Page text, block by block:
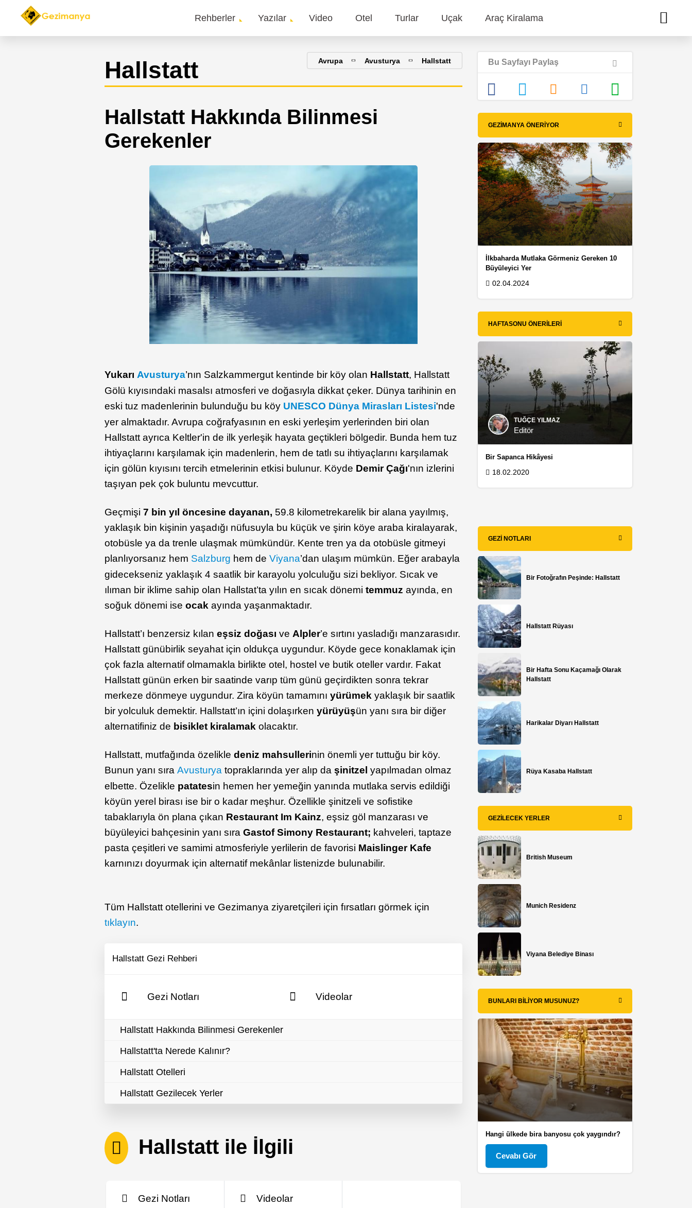
Main
Rehberler Yazılar Video Otel Turlar Uçak Araç Kiralama
Hallstatt Avrupa Avusturya Hallstatt
Hallstatt Hakkında Bilinmesi
Gerekenler
YukarıAvusturya’nın Salzkammergut kentinde bir köy olan Hallstatt, Hallstatt
Gölü kıyısındaki masalsı atmosferi ve doğasıyla dikkat çeker. Dünya tarihinin en
eski tuz madenlerinin bulunduğu bu köy UNESCO Dünya Mirasları Listesi'nde
yer almaktadır. Avrupa coğrafyasının en eski yerleşim yerlerinden biri olan
Hallstatt ayrıca Keltler'in de ilk yerleşik hayata geçtikleri bölgedir. Bunda hem tuz
ihtiyaçlarını karşılamak için madenlerin, hem de tatlı su ihtiyaçlarını karşılamak
için gölün kıyısını tercih etmelerinin etkisi bulunur. Köyde Demir Çağı'nın izlerini
taşıyan pek çok buluntu mevcuttur.
Geçmişi7 bin yıl öncesine dayanan, 59.8 kilometrekarelik bir alana yayılmış,
yaklaşık bin kişinin yaşadığı nüfusuyla bu küçük ve şirin köye araba kiralayarak,
otobüsle ya da trenle ulaşmak mümkündür. Kente tren ya da otobüsle gitmeyi
planlıyorsanız hem Salzburg hem deViyana’dan ulaşım mümkün. Eğer arabayla
gidecekseniz yaklaşık 4 saatlik bir karayolu yolculuğu sizi bekliyor. Sıcak ve
ılıman bir iklime sahip olan Hallstat’ta yılın en sıcak dönemitemmuz ayında, en
soğuk dönemi iseocakayında yaşanmaktadır.
Hallstatt’ı benzersiz kılaneşsiz doğası veAlpler’e sırtını yasladığı manzarasıdır.
Hallstatt günübirlik seyahat için oldukça uygundur. Köyde gece konaklamak için
çok fazla alternatif olmamakla birlikte otel, hostel ve butik oteller vardır. Fakat
Hallstatt günün erken bir saatinde varıp tüm günü geçirdikten sonra tekrar
merkeze dönmeye uygundur. Zira köyün tamamınıyürümek yaklaşık bir saatlik
bir yolculuk demektir. Hallstatt’ın içini dolaşırken yürüyüşün yanı sıra bir diğer
alternatifiniz de bisiklet kiralamakolacaktır.
Hallstatt, mutfağında özelikledeniz mahsullerinin önemli yer tuttuğu bir köy.
Bunun yanı sıraAvusturya topraklarında yer alıp daşinitzelyapılmadan olmaz
elbette. Özelikle patatesin hemen her yemeğin yanında mutlaka servis edildiği
köyün yerel birası ise bir o kadar meşhur. Özellikle şinitzeli ve sofistike
tabaklarıyla ön plana çıkan Restaurant Im Kainz, eşsiz göl manzarası ve
büyüleyici bahçesinin yanı sıraGastof Simony Restaurant; kahveleri, taptaze
pasta çeşitleri ve samimi atmosferiyle yerlilerin de favorisi Maislinger Kafe
karnınızı doyurmak için alternatif mekânlar listenizde bulunabilir.
Tüm Hallstatt otellerini ve Gezimanya ziyaretçileri için fırsatları görmek için
tıklayın.
Hallstatt Gezi Rehberi
Gezi Notları Videolar
Hallstatt Hakkında Bilinmesi Gerekenler
Hallstatt'ta Nerede Kalınır?
Hallstatt Otelleri
Hallstatt Gezilecek Yerler
Hallstatt ile İlgili
Gezi Notları Videolar
Bu Sayfayı Paylaş
GEZIMANYA ÖNERIYOR
İlkbaharda Mutlaka Görmeniz Gereken 10
Büyüleyici Yer
02.04.2024
HAFTASONU ÖNERILERI
TUĞÇE YILMAZ
Editör
Bir Sapanca Hikâyesi
18.02.2020
GEZI NOTLARI
Bir Fotoğrafın Peşinde: Hallstatt
Hallstatt Rüyası
Bir Hafta Sonu Kaçamağı Olarak
Hallstatt
Harikalar Diyarı Hallstatt
Rüya Kasaba Hallstatt
GEZILECEK YERLER
British Museum
Munich Residenz
Viyana Belediye Binası
BUNLARI BILIYOR MUSUNUZ?
Hangi ülkede bira banyosu çok yaygındır?
Cevabı Gör